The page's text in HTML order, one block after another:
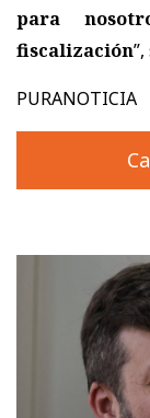
para
fiscalización
PURANOTICIA